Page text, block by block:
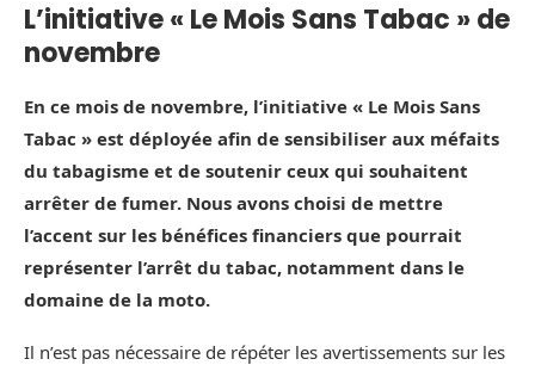
L’initiative « Le Mois Sans Tabac » de
novembre
En ce mois de novembre, l’initiative « Le Mois Sans
Tabac » est déployée afin de sensibiliser aux méfaits
du tabagisme et de soutenir ceux qui souhaitent
arrêter de fumer. Nous avons choisi de mettre
l’accent sur les bénéfices financiers que pourrait
représenter l’arrêt du tabac, notamment dans le
domaine de la moto.
Il n’est pas nécessaire de répéter les avertissements sur les